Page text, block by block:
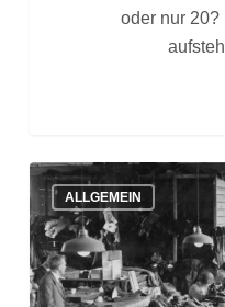
oder nur 20?
ALLGEMEIN